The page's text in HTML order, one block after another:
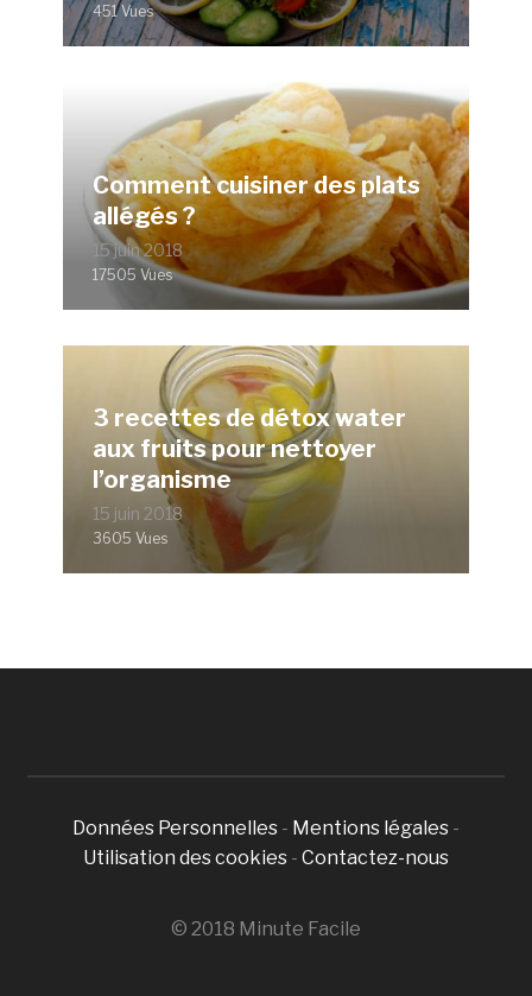
451 Vues
Comment cuisiner des plats
allégés ?
15 juin 2018
17505 Vues
3 recettes de détox water
aux fruits pour nettoyer
l’organisme
15 juin 2018
3605 Vues
Données Personnelles - Mentions légales -
Utilisation des cookies - Contactez-nous
© 2018 Minute Facile